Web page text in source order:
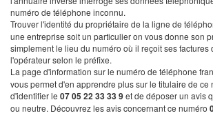
numéro de téléphone inconnu.
Trouver l'identité du propriétaire de la ligne de
une entreprise soit un particulier on vous donne son
simplement le lieu du numéro où il reçoit ses factures
l'opérateur selon le préfixe.
La page d'information sur le numéro de téléphone
vous permet d'en apprendre plus sur le titulaire de ce
d'identifier le 07 05 22 33 33 9et de déposer un avis
ou neutre. Découvrez les avis concernant ce numéro